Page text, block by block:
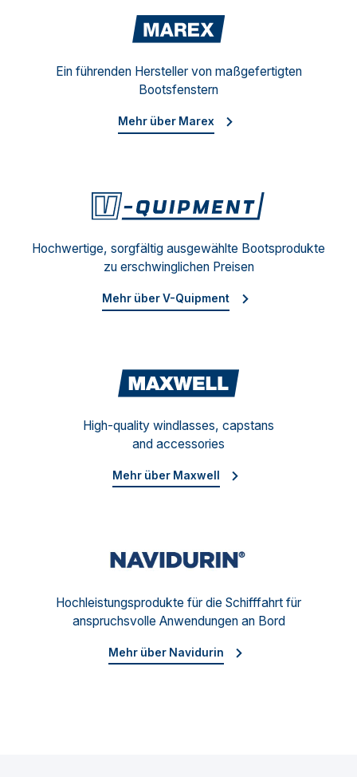
Ein führenden Hersteller von maßgefertigten
Bootsfenstern
Mehr über Marex
Hochwertige, sorgfältig ausgewählte Bootsprodukte
zu erschwinglichen Preisen
Mehr über V-Quipment
High-quality windlasses, capstans
and accessories
Mehr über Maxwell
Hochleistungsprodukte für die Schifffahrt für
anspruchsvolle Anwendungen an Bord
Mehr über Navidurin